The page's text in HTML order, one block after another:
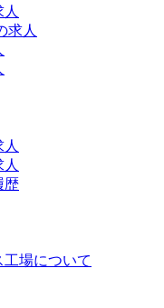
人
求人
歴
工場について